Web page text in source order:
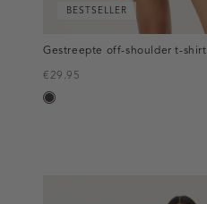
BESTSELLER
Gestreepte off-shoulder t-shirt
€29.95
choco